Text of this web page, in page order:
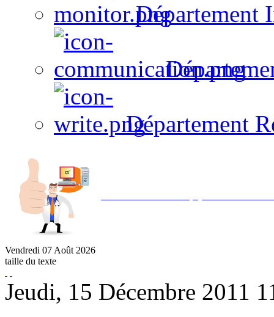
Département
Département
Vendredi 07 Août 2026
taille du texte
Jeudi, 15 Décembre 2011